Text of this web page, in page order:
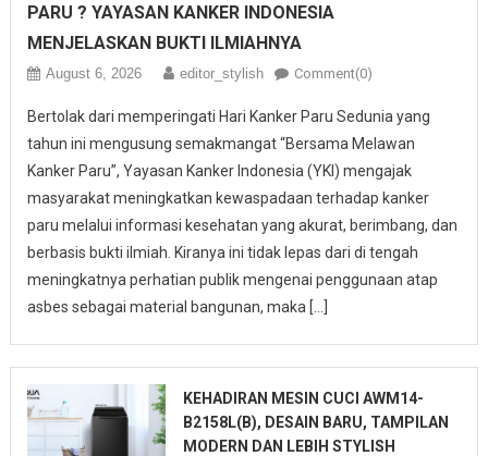
PARU ? YAYASAN KANKER INDONESIA
MENJELASKAN BUKTI ILMIAHNYA
August 6, 2026 editor_stylish Comment(0)
Bertolak dari memperingati Hari Kanker Paru Sedunia yang
tahun ini mengusung semakmangat “Bersama Melawan
Kanker Paru”, Yayasan Kanker Indonesia (YKI) mengajak
masyarakat meningkatkan kewaspadaan terhadap kanker
paru melalui informasi kesehatan yang akurat, berimbang, dan
berbasis bukti ilmiah. Kiranya ini tidak lepas dari di tengah
meningkatnya perhatian publik mengenai penggunaan atap
asbes sebagai material bangunan, maka […]
KEHADIRAN MESIN CUCI AWM14-
B2158L(B), DESAIN BARU, TAMPILAN
MODERN DAN LEBIH STYLISH